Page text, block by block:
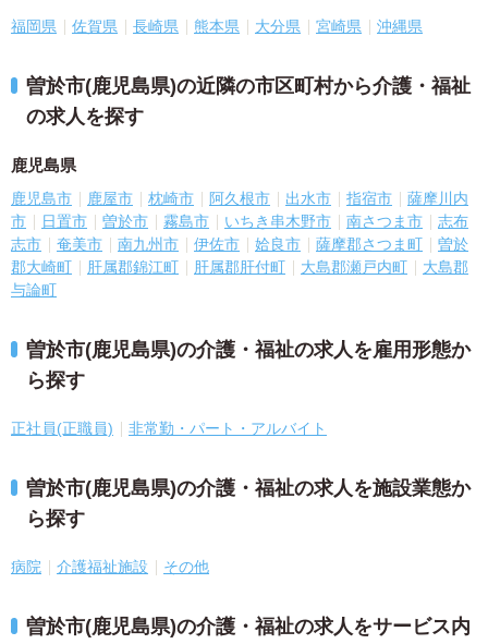
福岡県 佐賀県 長崎県 熊本県 大分県 宮崎県 沖縄県
曽於市(鹿児島県)の近隣の市区町村から介護・福祉
の求人を探す
鹿児島県
鹿児島市 鹿屋市 枕崎市 阿久根市 出水市 指宿市
薩摩川内
市
日置市 曽於市 霧島市 いちき串木野市 南さつま市
志布
志市
奄美市 南九州市 伊佐市 姶良市 薩摩郡さつま町
曽於
郡大崎町
肝属郡錦江町 肝属郡肝付町 大島郡瀬戸内町
大島郡
与論町
曽於市(鹿児島県)の介護・福祉の求人を雇用形態か
ら探す
正社員(正職員) 非常勤・パート・アルバイト
曽於市(鹿児島県)の介護・福祉の求人を施設業態か
ら探す
病院 介護福祉施設 その他
曽於市(鹿児島県)の介護・福祉の求人をサービス内